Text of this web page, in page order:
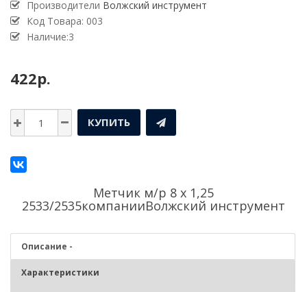
Производители Волжский инструмент
Код Товара: 003
Наличие:3
422р.
КУПИТЬ
Метчик м/р 8 х 1,25
2533/2535компанииВолжский инструмент
Описание -
Характеристики